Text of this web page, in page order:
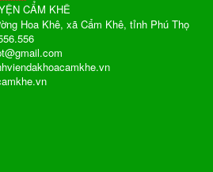
CẨM KHÊ
Hoa Khê, xã Cẩm Khê, tỉnh Phú Thọ